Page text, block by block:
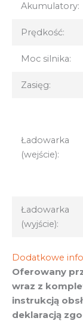
Akumulatory:
Prędkość:
Moc silnika:
Zasięg:
Ładowarka
(wejście):
Ładowarka
(wyjście):
Dodatkowe
Oferowany
wraz z
instrukcją
deklaracją